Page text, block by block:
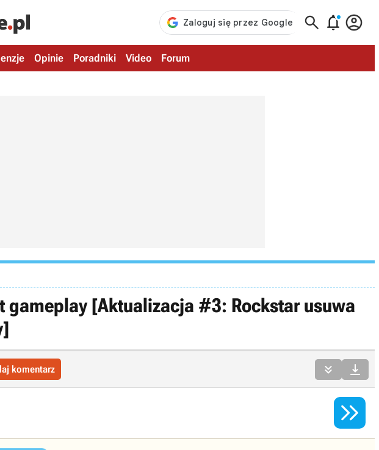
  
Opinie Poradniki Video Forum
gameplay [Aktualizacja #3: Rockstar usuwa
komentarz  
